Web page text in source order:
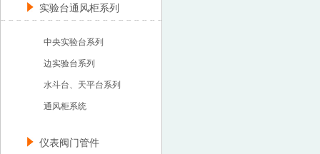
实验台通风柜系列
中央实验台系列
边实验台系列
水斗台、天平台系列
通风柜系统
仪表阀门管件